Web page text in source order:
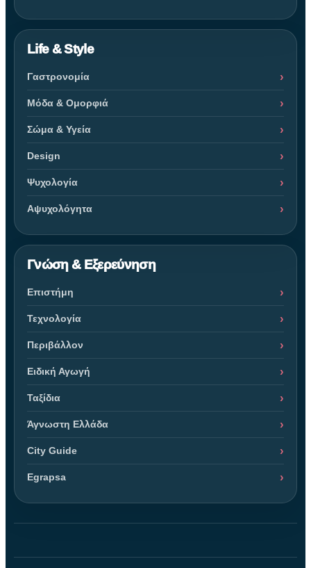
Life & Style
Γαστρονομία
Μόδα & Ομορφιά
Σώμα & Υγεία
Design
Ψυχολογία
Αψυχολόγητα
Γνώση & Εξερεύνηση
Επιστήμη
Τεχνολογία
Περιβάλλον
Ειδική Αγωγή
Ταξίδια
Άγνωστη Ελλάδα
City Guide
Egrapsa